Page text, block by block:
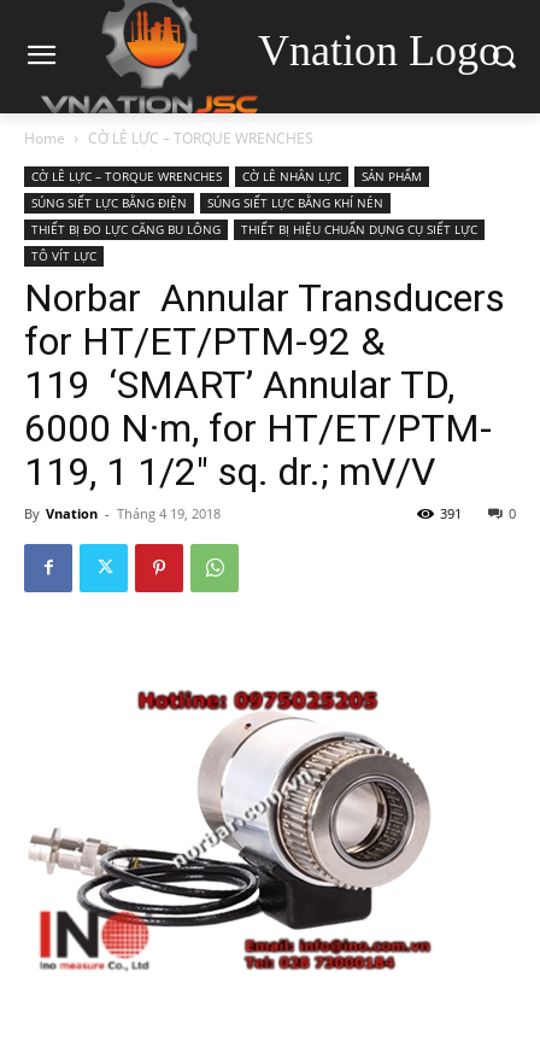
Vnation Logo
Home CỜ LÊ LỰC – TORQUE WRENCHES
CỜ LÊ LỰC – TORQUE WRENCHES CỜ LÊ NHÂN LỰC
SẢN PHẨM
SÚNG SIẾT LỰC BẰNG ĐIỆN
SÚNG SIẾT LỰC BẰNG KHÍ NÉN
THIẾT BỊ ĐO LỰC CĂNG BU LÔNG
THIẾT BỊ HIỆU CHUẨN DỤNG CỤ SIẾT LỰC
TÔ VÍT LỰC
Norbar Annular Transducers
for HT/ET/PTM-92 &
119 ‘SMART’ Annular TD,
6000 N·m, for HT/ET/PTM-
119, 1 1/2″ sq. dr.; mV/V
By Vnation - Tháng 4 19, 2018 0
391